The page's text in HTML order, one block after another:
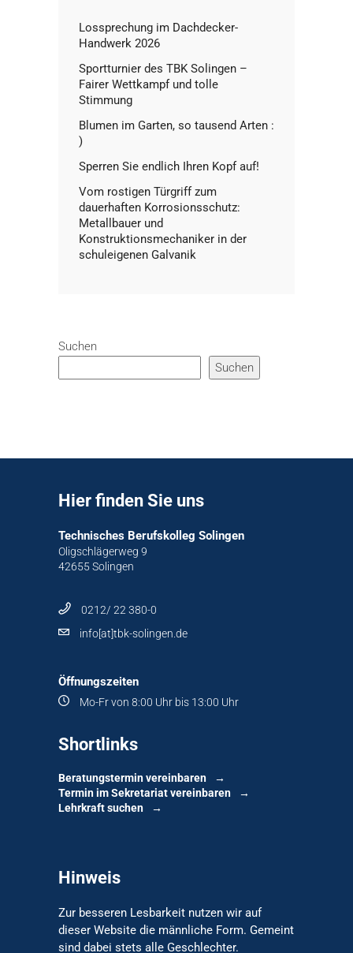
Lossprechung im Dachdecker-
Handwerk 2026
Sportturnier des TBK Solingen –
Fairer Wettkampf und tolle
Stimmung
Blumen im Garten, so tausend Arten :
)
Sperren Sie endlich Ihren Kopf auf!
Vom rostigen Türgriff zum
dauerhaften Korrosionsschutz:
Metallbauer und
Konstruktionsmechaniker in der
schuleigenen Galvanik
Suchen
Suchen
Hier finden Sie uns
Technisches Berufskolleg Solingen
Oligschlägerweg 9
42655 Solingen
0212/ 22 380-0
info[at]tbk-solingen.de
Öffnungszeiten
Mo-Fr von 8:00 Uhr bis 13:00 Uhr
Shortlinks
Beratungstermin vereinbaren
Termin im Sekretariat vereinbaren
Lehrkraft suchen
Hinweis
Zur besseren Lesbarkeit nutzen wir auf
dieser Website die männliche Form. Gemeint
sind dabei stets alle Geschlechter.